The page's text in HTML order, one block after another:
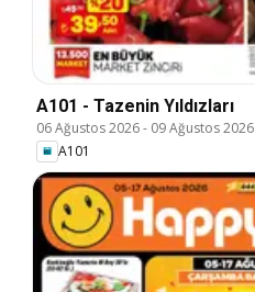
A101 - Tazenin Yıldızları
06 Ağustos 2026- 09 Ağustos 2026
A101